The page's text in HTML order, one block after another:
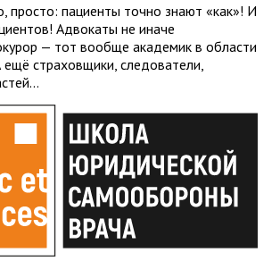
просто: пациенты точно знают «как»! И
Адвокаты не иначе
— тот вообще академик в области
ещё страховщики, следователи,